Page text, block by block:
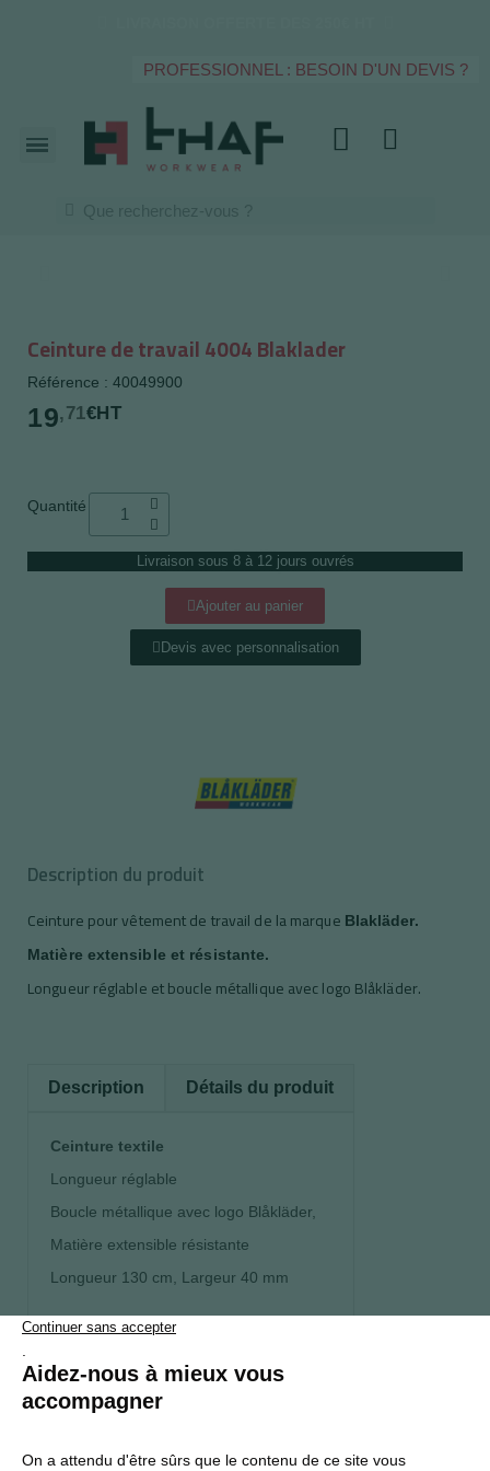
PROFESSIONNEL : BESOIN D'UN DEVIS ?
Ceinture de travail 4004 Blaklader
Référence : 40049900
19,71€HT
Quantité
Livraison sous 8 à 12 jours ouvrés
Ajouter au panier
Devis avec personnalisation
Description du produit
Ceinture pour vêtement de travail de la marque Blakläder.
Matière extensible et résistante.
Longueur réglable et boucle métallique avec logo Blåkläder.
Description Détails du produit
Ceinture textile
Longueur réglable
Boucle métallique avec logo Blåkläder,
Matière extensible résistante
Longueur 130 cm, Largeur 40 mm